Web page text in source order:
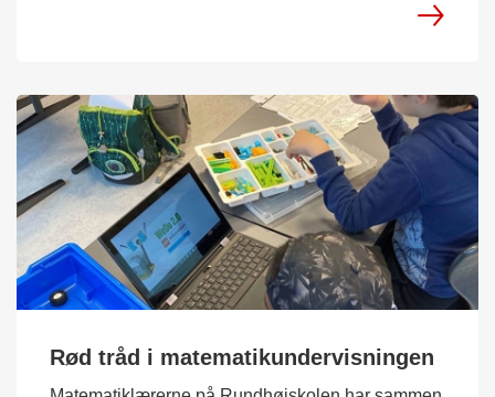
Rød tråd i matematikundervisningen